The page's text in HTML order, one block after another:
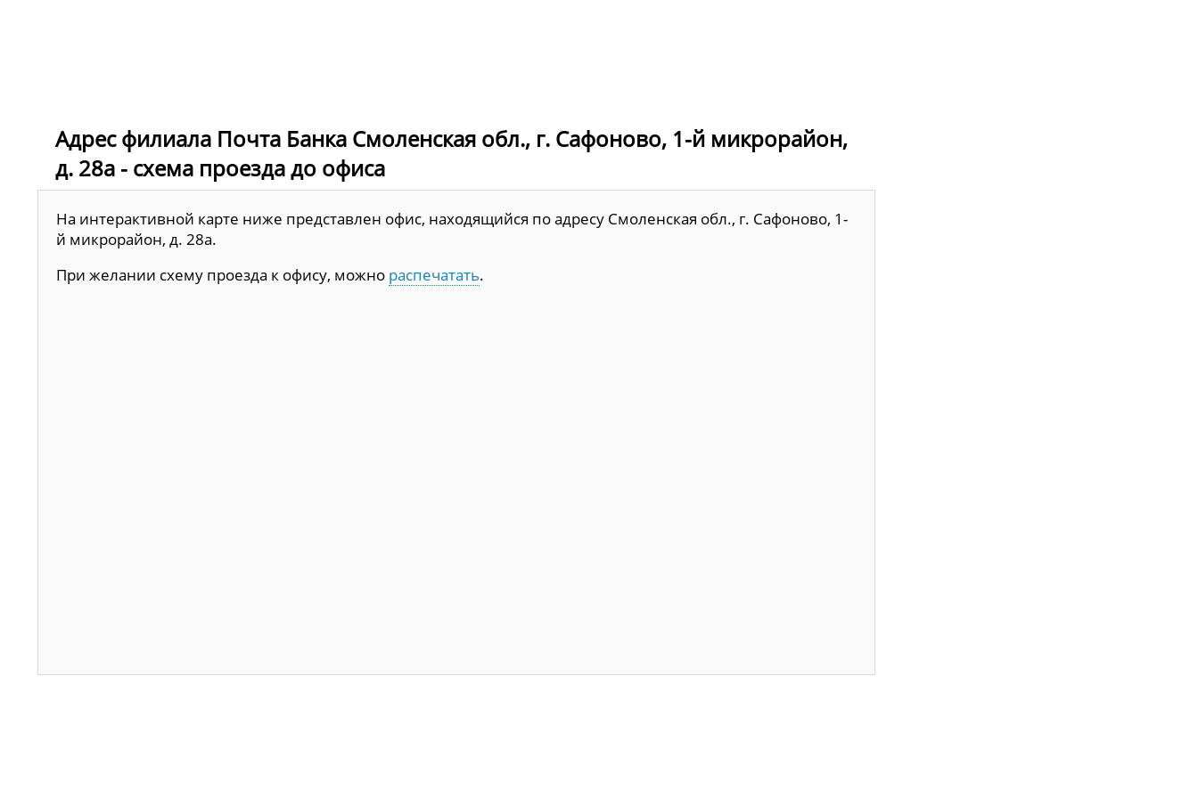
Адрес филиала Почта Банка Смоленская обл., г. Сафоново, 1-й микрорайон,
д. 28а - схема проезда до офиса
На интерактивной карте ниже представлен офис, находящийся по адресу Смоленская обл., г. Сафоново, 1-
й микрорайон, д. 28а.
При желании схему проезда к офису, можно распечатать.